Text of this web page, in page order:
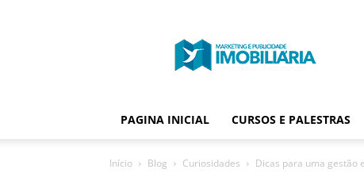
Publicidade
Imobiliária
PAGINA INICIAL CURSOS E PALESTRAS
Início Blog Curiosidades Dicas para uma gestão